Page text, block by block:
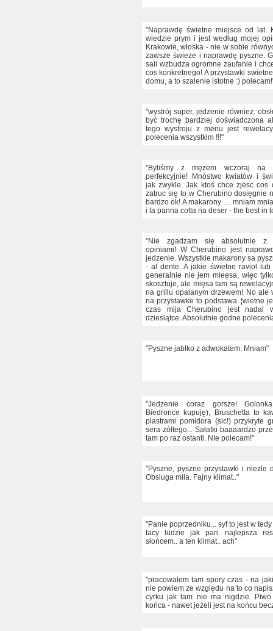
"Naprawdę świetne miejsce od lat.
wiedzie prym i jest według mojej
Krakowie, włoska - nie w sobie
zawsze świeże i naprawdę pyszne.
sali wzbudza ogromne zaufanie i
cos konkretnego! A przystawki
domu, a to szalenie istotne :)
"wystrój super, jedzenie również.
być trochę bardziej doświadczona
tego wystroju z menu jest
polecenia wszystkim !!!"
"Byliśmy z męzem wczoraj na
perfekcyjnie! Mnóstwo kwiatów i
jak zwykle. Jak ktoś chce zjesc cos
zatruc się to w Cherubino dosięgnie
bardzo ok! A makarony .... mniam
i ta panna cotta na deser - the best in
"Nie zgadzam się absolutnie z
opiniami! W Cherubino jest
jedzenie. Wszystkie makarony sa
- al dente. A jakie świetne raviol lub
generalnie nie jem mieęsa, więc
skosztuje, ale mięsa tam są
na grillu opalanym drzewem! No ale
na przystawke to podstawa. ¦wietne
czas mija Cherubino jest nadal
dziesiątce. Absolutnie godne
"Pyszne jabłko z adwokatem. Mniam"
"Jedzenie coraz gorsze!
Biedronce kupuję), Bruschetta to
plastrami pomidora (sic!) przykryte
sera zółtego... Sałatki baaaardzo
tam po raz ostanti. NIe polecam!"
"Pyszne, pyszne przystawki i niezle
Obsluga mila. Fajny klimat.."
"Panie poprzedniku... syf to jest w
tacy ludzie jak pan. najlepsza
słońcem.. a ten klimat.. ach"
"pracowałem tam spory czas - na
nie powiem ze względu na to co
cyrku jak tam nie ma nigdzie.
końca - nawet jeżeli jest na końcu